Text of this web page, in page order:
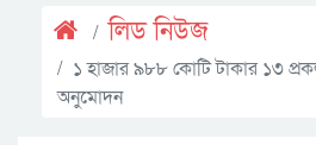
লিড নিউজ
১ হাজার ৯৮৮ কোটি টাকার ১৩
অনুমোদন